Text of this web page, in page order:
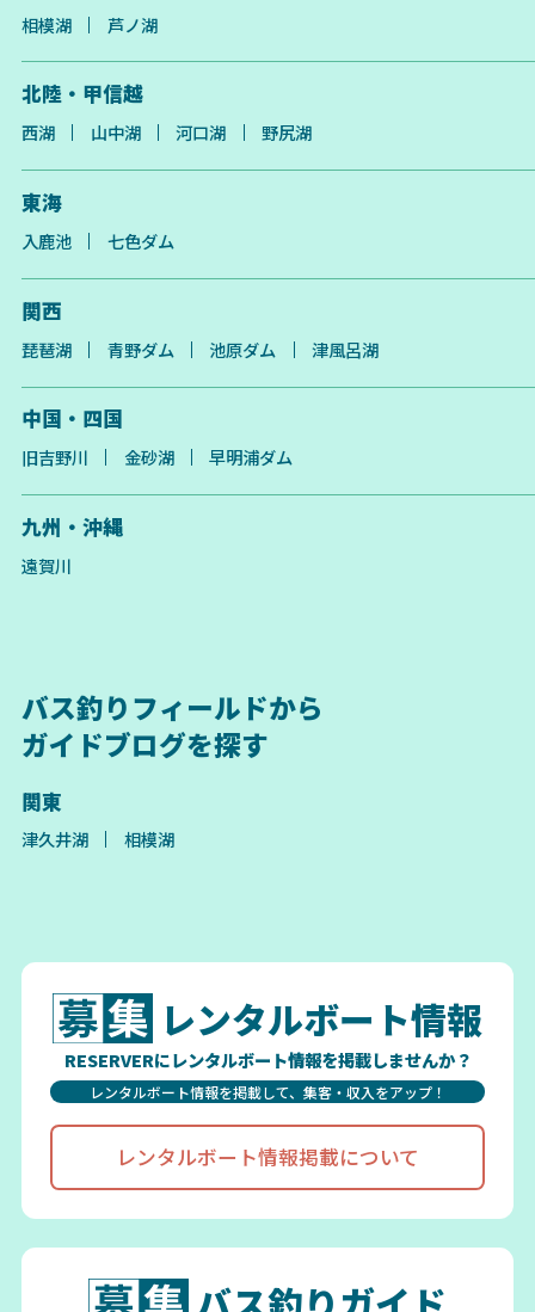
相模湖
芦ノ湖
北陸・甲信越
西湖 山中湖 河口湖 野尻湖
東海
入鹿池 七色ダム
関西
琵琶湖 青野ダム 池原ダム 津風呂湖
中国・四国
旧吉野川 金砂湖 早明浦ダム
九州・沖縄
遠賀川
バス釣りフィールドから
ガイドブログを探す
関東
津久井湖 相模湖
レンタルボート情報
RESERVERにレンタルボート情報を掲載しませんか？
レンタルボート情報を掲載して、集客・収入をアップ！
レンタルボート情報掲載について